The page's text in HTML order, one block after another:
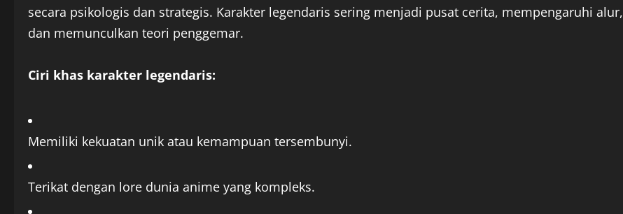
secara psikologis dan strategis. Karakter legendaris sering menjadi pusat cerita, mempengaruhi alur,
dan memunculkan teori penggemar.
Ciri khas karakter legendaris:
Memiliki kekuatan unik atau kemampuan tersembunyi.
Terikat dengan lore dunia anime yang kompleks.